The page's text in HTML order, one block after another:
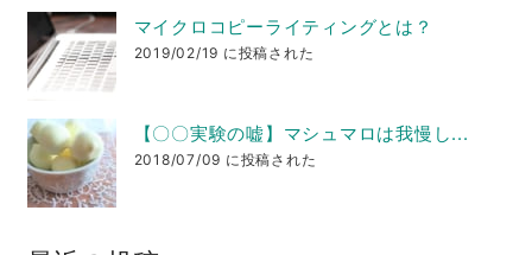
マイクロコピーライティングとは？
2019/02/19 に投稿された
【〇〇実験の嘘】マシュマロは我慢し...
2018/07/09 に投稿された